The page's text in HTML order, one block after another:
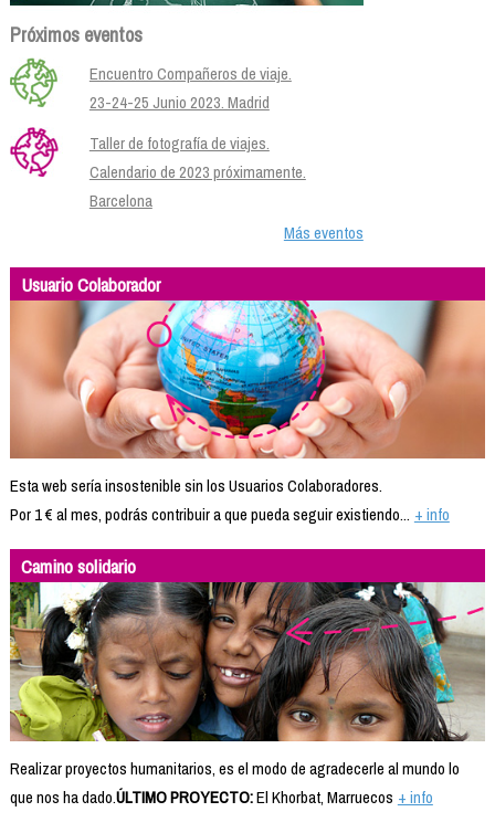
Próximos eventos
Encuentro Compañeros de viaje.
23-24-25 Junio 2023. Madrid
Taller de fotografía de viajes.
Calendario de 2023 próximamente.
Barcelona
Más eventos
Usuario Colaborador
Esta web sería insostenible sin los Usuarios Colaboradores.
Por 1 € al mes, podrás contribuir a que pueda seguir existiendo... + info
Camino solidario
Realizar proyectos humanitarios, es el modo de agradecerle al mundo lo
que nos ha dado.ÚLTIMO PROYECTO:El Khorbat, Marruecos + info